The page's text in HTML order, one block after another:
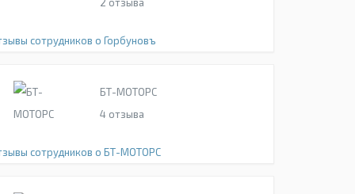
сотрудников о Горбуновъ
БТ-МОТОРС
4 отзыва
сотрудников о БТ-МОТОРС